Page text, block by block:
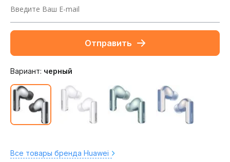
Отправить
Вариант: черный
Все товары бренда Huawei